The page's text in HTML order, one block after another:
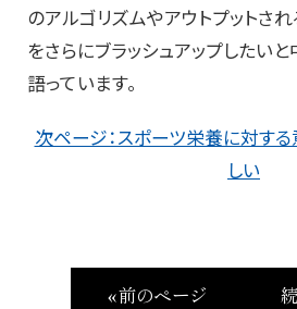
のアルゴリズムやアウトプットさ
をさらにブラッシュアップしたい
語っています。
次ページ：スポーツ栄養に対す
しい
« 前のページ